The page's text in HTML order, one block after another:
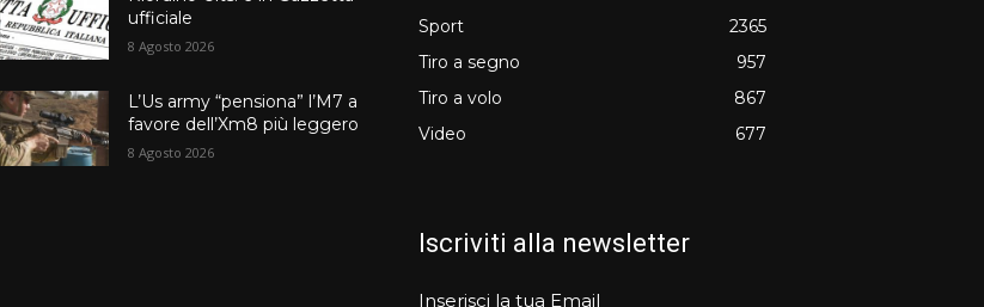
ufficiale
8 Agosto 2026
L’Us army “pensiona” l’M7 a
favore dell’Xm8 più leggero
8 Agosto 2026
Sport
2365
Tiro a segno
957
Tiro a volo
867
Video
677
Iscriviti alla newsletter
Inserisci la tua Email